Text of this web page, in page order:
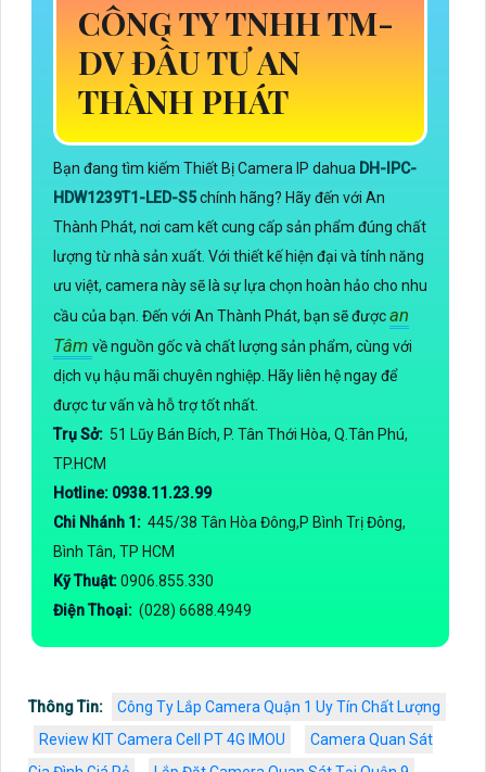
CÔNG TY TNHH TM-
DV ĐẦU TƯ AN
THÀNH PHÁT
Bạn đang tìm kiếm Thiết Bị Camera IP dahua DH-IPC-
HDW1239T1-LED-S5chính hãng? Hãy đến với An
Thành Phát, nơi cam kết cung cấp sản phẩm đúng chất
lượng từ nhà sản xuất. Với thiết kế hiện đại và tính năng
ưu việt, camera này sẽ là sự lựa chọn hoàn hảo cho nhu
cầu của bạn. Đến với An Thành Phát, bạn sẽ đượcan
Tâm về nguồn gốc và chất lượng sản phẩm, cùng với
dịch vụ hậu mãi chuyên nghiệp. Hãy liên hệ ngay để
được tư vấn và hỗ trợ tốt nhất.
Trụ Sở: 51 Lũy Bán Bích, P. Tân Thới Hòa, Q.Tân Phú,
TP.HCM
Hotline: 0938.11.23.99
Chi Nhánh 1: 445/38 Tân Hòa Đông,P Bình Trị Đông,
Bình Tân, TP HCM
Kỹ Thuật:0906.855.330
Điện Thoại: (028) 6688.4949
Thông Tin:
Công Ty Lắp Camera Quận 1 Uy Tín Chất Lượng
Review KIT Camera Cell PT 4G IMOU
Camera Quan Sát